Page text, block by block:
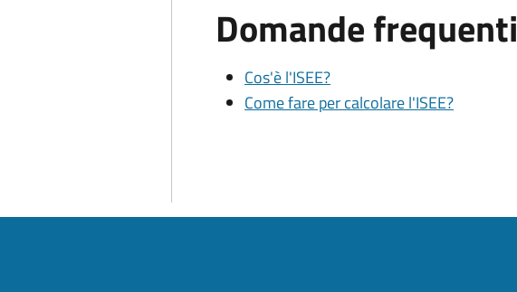
Domande frequenti
Cos'è l'ISEE?
Come fare per calcolare l'ISEE?